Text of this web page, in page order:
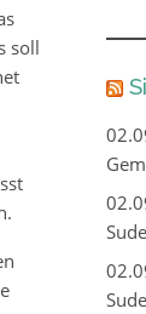
soll